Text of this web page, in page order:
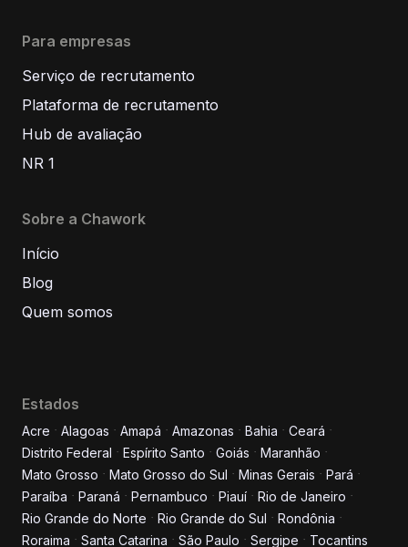
Informe seus dados para
conversar conosco!
Para empresas
Serviço de recrutamento
Plataforma de recrutamento
Hub de avaliação
NR 1
Sobre a Chawork
Início
Blog
Quem somos
Estados
Acre Alagoas Amapá Amazonas Bahia
Ceará
Distrito Federal
Espírito Santo Goiás
Maranhão
Mato Grosso
Mato Grosso do Sul Minas Gerais
Pará
Paraíba
Paraná Pernambuco Piauí
Rio de Janeiro
Rio Grande do Norte
Rio Grande do Sul
Rondônia
Roraima
Santa Catarina São Paulo Sergipe Tocantins